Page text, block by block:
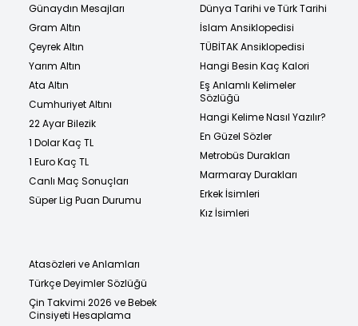
Günaydın Mesajları
Gram Altın
Çeyrek Altın
Yarım Altın
Ata Altın
Cumhuriyet Altını
22 Ayar Bilezik
1 Dolar Kaç TL
1 Euro Kaç TL
Canlı Maç Sonuçları
Süper Lig Puan Durumu
Dünya Tarihi ve Türk Tarihi
İslam Ansiklopedisi
TÜBİTAK Ansiklopedisi
Hangi Besin Kaç Kalori
Eş Anlamlı Kelimeler
Sözlüğü
Hangi Kelime Nasıl Yazılır?
En Güzel Sözler
Metrobüs Durakları
Marmaray Durakları
Erkek İsimleri
Kız İsimleri
Atasözleri ve Anlamları
Türkçe Deyimler Sözlüğü
Çin Takvimi 2026 ve Bebek
Cinsiyeti Hesaplama